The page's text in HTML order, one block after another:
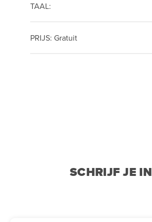
TAAL:
PRIJS: Gratuit
SCHRIJF JE IN